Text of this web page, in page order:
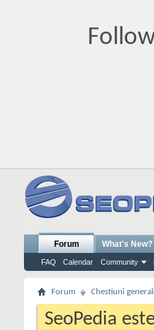
Forum
FAQ Calendar Community
What's New?
Forum Chestiuni
SeoPedia